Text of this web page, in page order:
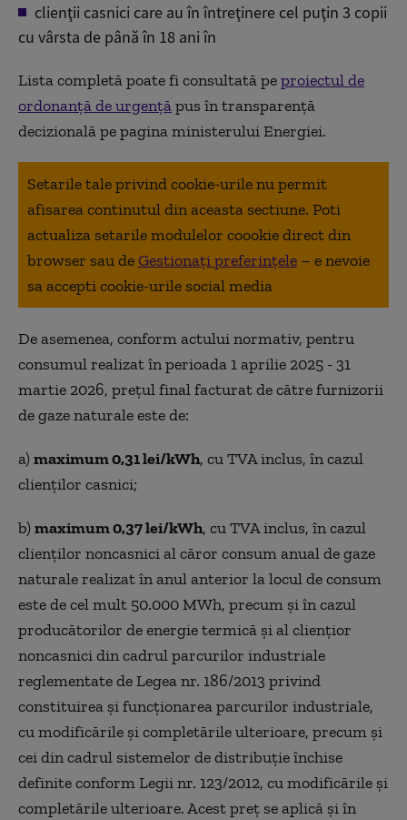
clienţii casnici care au în întreţinere cel puţin 3 copii
cu vârsta de până în 18 ani în
Lista completă poate fi consultată peproiectul de
ordonanță de urgențăpus în transparență
decizională pe pagina ministerului Energiei.
Setarile tale privind cookie-urile nu permit
afisarea continutul din aceasta sectiune. Poti
actualiza setarile modulelor coookie direct din
browser sau deGestionați preferințele – e nevoie
sa accepti cookie-urile social media
De asemenea, conform actului normativ, pentru
consumul realizat în perioada 1 aprilie 2025 - 31
martie 2026, prețul final facturat de către furnizorii
de gaze naturale este de:
a) maximum 0,31 lei/kWh, cu TVA inclus, în cazul
clienţilor casnici;
b) maximum 0,37 lei/kWh, cu TVA inclus, în cazul
clienţilor noncasnici al căror consum anual de gaze
naturale realizat în anul anterior la locul de consum
este de cel mult 50.000 MWh, precum şi în cazul
producătorilor de energie termică şi al clienţior
noncasnici din cadrul parcurilor industriale
reglementate de Legea nr. 186/2013 privind
constituirea şi funcţionarea parcurilor industriale,
cu modificările şi completările ulterioare, precum şi
cei din cadrul sistemelor de distribuţie închise
definite conform Legii nr. 123/2012, cu modificările şi
completările ulterioare. Acest preț se aplică şi în